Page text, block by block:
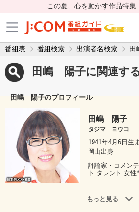
この夏、心を動かす作品特集
番組表 番組検索 出演者名検索
田嶋 陽子に関連す
田嶋 陽子のプロフィール
田嶋 陽子
タジマ ヨウコ
1941年4月6日生
岡山出身
評論家・コメン
ト タレント 女性
もっと見る